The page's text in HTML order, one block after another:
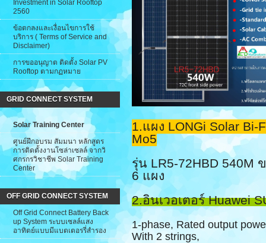
Investment in Solar Rooftop
2560
ข้อตกลงและเงื่อนไขการใช้
บริการ ( Terms of Service and
Disclaimer)
การขออนุญาต ติดตั้ง Solar PV
Rooftop ตามกฏหมาย
GRID CONNECT SYSTEM
Solar Training Center
ศูนย์ฝึกอบรม สัมมนา หลักสูตร
การติดตั้งงานโซล่าเซลล์ จากวิ
ศกรกรวิชาชีพ Solar Training
Center
OFF GRID CONNECT SYSTEM
Off Grid Connect Battery Back
up System ระบบเซลล์แสง
อาทิตย์แบบมีแบตเตอรรี่สำรอง
1.แผง LONGi Solar
Mo5
รุ่น LR5-72HBD 540M
6 แผง
2.อินเวอเตอร์Huawei
1-phase, Rated output
With 2 strings,